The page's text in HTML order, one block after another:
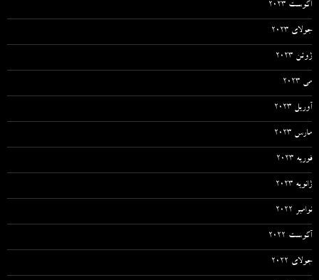
آگوست 2023
جولای 2023
ژوئن 2023
می 2023
آوریل 2023
مارس 2023
فوریه 2023
ژانویه 2023
نوامبر 2022
آگوست 2022
جولای 2022